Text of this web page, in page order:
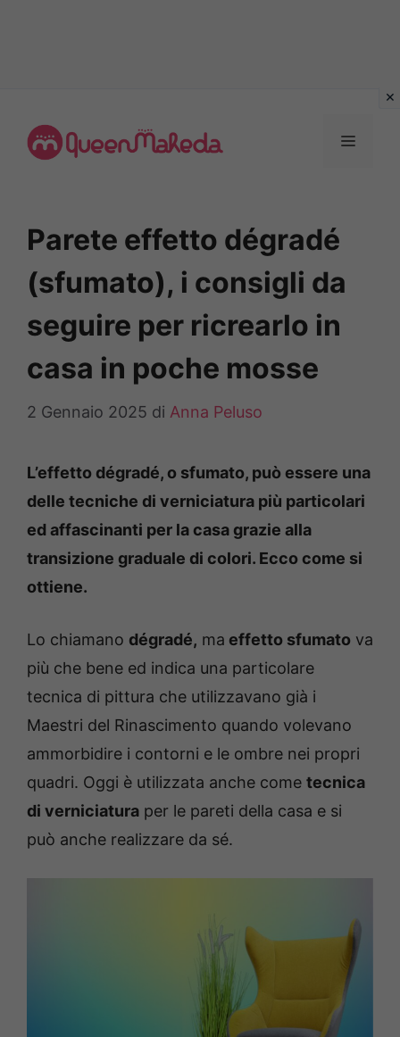
contenuto
MENU
Parete effetto dégradé
(sfumato), i consigli da
seguire per ricrearlo in
casa in poche mosse
2 Gennaio 2025 di Anna Peluso
L’effetto dégradé, o sfumato, può essere una
delle tecniche di verniciatura più particolari
ed affascinanti per la casa grazie alla
transizione graduale di colori. Ecco come si
ottiene.
Lo chiamano dégradé, ma effetto sfumato va
più che bene ed indica una particolare
tecnica di pittura che utilizzavano già i
Maestri del Rinascimento quando volevano
ammorbidire i contorni e le ombre nei propri
quadri. Oggi è utilizzata anche come tecnica
di verniciatura per le pareti della casa e si
può anche realizzare da sé.